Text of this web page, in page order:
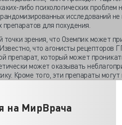
на МирВрача
либо психологических проблем
исследований
препаратов для похудения.
зрения, что Оземпик может
что агонисты рецепторов
препарат, который может
может оказывать
Кроме того, эти препараты
их способности снижать
по магазинам, снижать
хорошо, но возникает вопрос,
вознаграждения и,
привести к отчаянию.